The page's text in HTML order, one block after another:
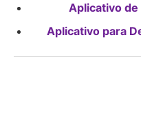
Aplicativo
Aplicativo para